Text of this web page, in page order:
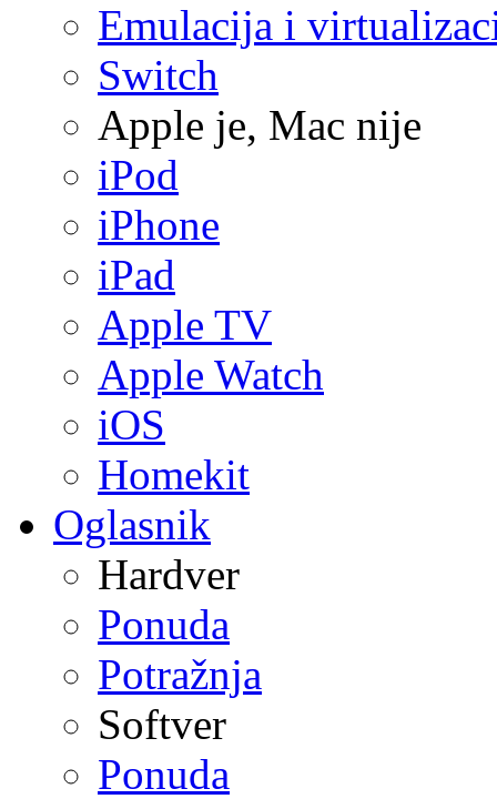
Emulacija i
Switch
Apple je, Mac nije
iPod
iPhone
iPad
Apple TV
Apple Watch
iOS
Homekit
Oglasnik
Hardver
Ponuda
Potražnja
Softver
Ponuda